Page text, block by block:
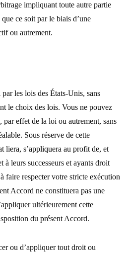
impliquant toute autre partie
ce soit par le biais d’une
ou autrement.
les lois des États-Unis, sans
le choix des lois. Vous ne pouvez
par effet de la loi ou autrement, sans
Sous réserve de cette
liera, s’appliquera au profit de, et
à leurs successeurs et ayants droit
faire respecter votre stricte exécution
Accord ne constituera pas une
ultérieurement cette
du présent Accord.
ou d’appliquer tout droit ou